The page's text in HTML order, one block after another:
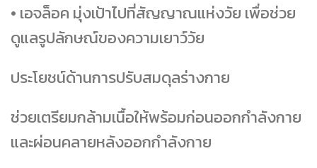
• เอจล็อค มุ่งเป้าไปที่สัญญาณแห่งวัย เพื่อช่วย
ดูแลรูปลักษณ์ของความเยาว์วัย
ประโยชน์ด้านการปรับสมดุลร่างกาย
ช่วยเตรียมกล้ามเนื้อให้พร้อมก่อนออกกำลังกาย
และผ่อนคลายหลังออกกำลังกาย